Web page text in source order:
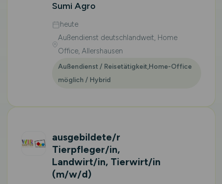
Sumi Agro
heute
Außendienst deutschlandweit, Home
Office, Allershausen
Außendienst / Reisetätigkeit,Home-Office
möglich / Hybrid
ausgebildete/r
Tierpfleger/in,
Landwirt/in, Tierwirt/in
(m/w/d)